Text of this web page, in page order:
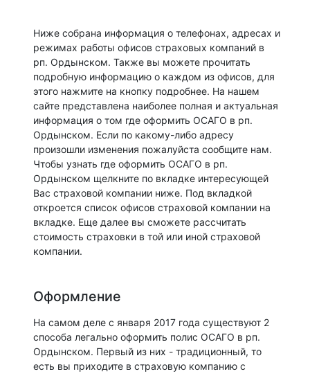
Ниже собрана информация о телефонах, адресах и
режимах работы офисов страховых компаний в
рп. Ордынском. Также вы можете прочитать
подробную информацию о каждом из офисов, для
этого нажмите на кнопку подробнее. На нашем
сайте представлена наиболее полная и актуальная
информация о том где оформить ОСАГО в рп.
Ордынском. Если по какому-либо адресу
произошли изменения пожалуйста сообщите нам.
Чтобы узнать где оформить ОСАГО в рп.
Ордынском щелкните по вкладке интересующей
Вас страховой компании ниже. Под вкладкой
откроется список офисов страховой компании на
вкладке. Еще далее вы сможете рассчитать
стоимость страховки в той или иной страховой
компании.
Оформление
На самом деле с января 2017 года существуют 2
способа легально оформить полис ОСАГО в рп.
Ордынском. Первый из них - традиционный, то
есть вы приходите в страховую компанию с